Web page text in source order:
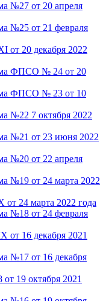
№27 от 20 апреля
№25 от 21 февраля
от 20 декабря 2022
ФПСО № 24 от 20
ФПСО № 23 от 10
№22 7 октября 2022
№21 от 23 июня 2022
№20 от 22 апреля
№19 от 24 марта 2022
от 24 марта 2022 года
№18 от 24 февраля
от 16 декабря 2021
№17 от 16 декабря
19 октября 2021